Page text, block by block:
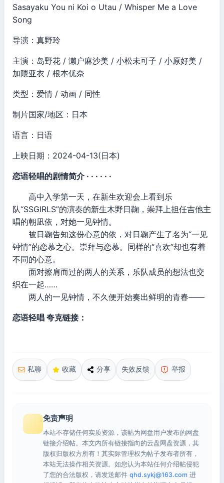
Sasayaku You ni Koi o Utau / Whisper Me a Love
Song
导演：真野玲
主演：岛野花 / 濑户麻沙美 / 小松未可子 / 小原好美 /
加隈亚衣 / 根本优奈
类型：爱情 / 动画 / 同性
制片国家/地区：日本
语言：日语
上映日期：2024-04-13(日本)
恋语轻唱的剧情简介 · · · · · ·
高中入学第一天，在新生欢迎会上看到乐
队“SSGIRLS”的演奏的新生木野日鞠，崇拜上担任吉他主
唱的朝凪依，对她一见钟情。
被日鞠告知这份心意的依，对日鞠产生了名为“一见
钟情”的恋慕之心。崇拜与恋慕。同样的“喜欢”却也有着
不同的心意。
面对擦肩而过的两人的关系，乐队成员的想法也交
织在一起……
两人的一见钟情，不久便开始奏出鲜明的青春——
恋语轻唱 夸克链接：
私聊 收藏 分享 失效反馈 举报
免责声明
本站不存储任何实质资源，该帖为网盘用户发布的网盘
链接介绍帖。本文内所有链接指向的云盘网盘资源，其
版权归版权方所有！其实际管理权为帖子发布者所有，
本站无法操作相关资源。如您认为本站任何介绍帖侵犯
了您的合法版权，请发送邮件 qhd.sykj@163.com 进